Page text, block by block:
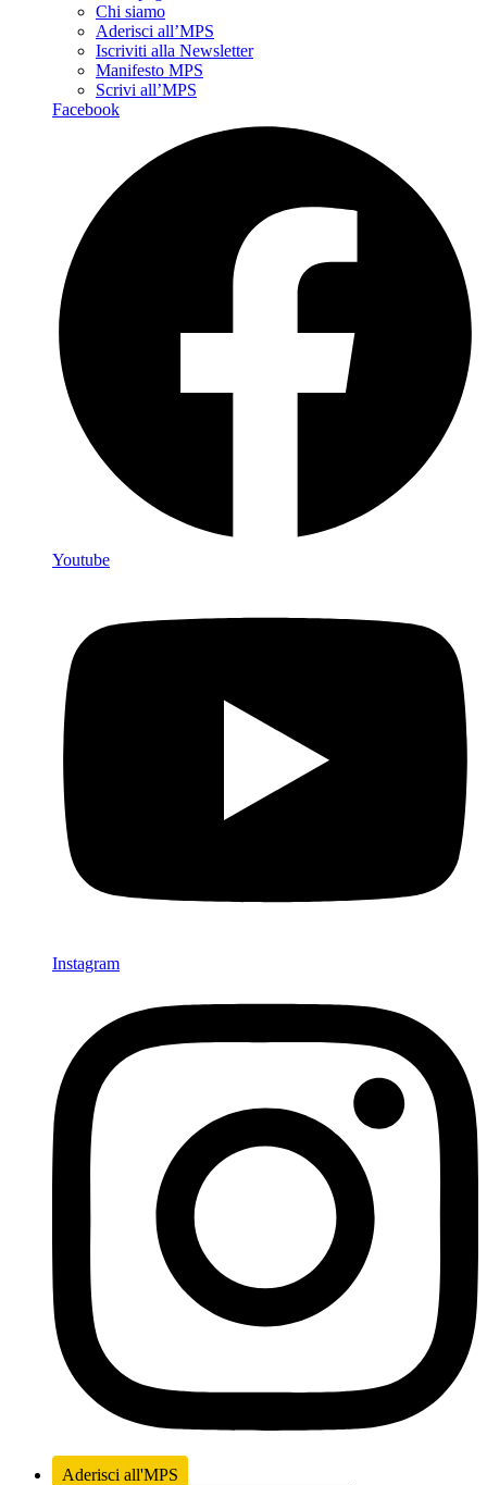
Chi siamo
Aderisci all’MPS
Iscriviti alla Newsletter
Manifesto MPS
Scrivi all’MPS
Facebook
Youtube
Instagram
Aderisci all'MPS